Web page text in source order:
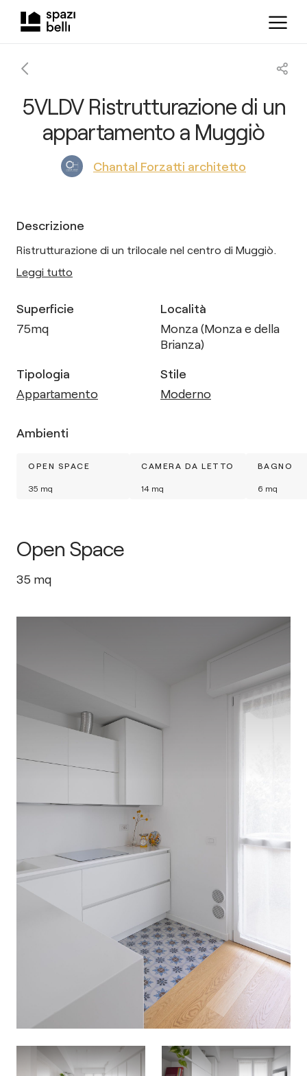
5VLDV Ristrutturazione di un
appartamento a Muggiò
Chantal Forzatti architetto
Descrizione
Ristrutturazione di un trilocale nel centro di Muggiò.
Leggi tutto
Superficie
75mq
Località
Monza (Monza e della
Brianza)
Tipologia
Appartamento
Stile
Moderno
Ambienti
OPEN SPACE
35 mq
CAMERA DA LETTO
14 mq
BAGNO
6 mq
Open Space
35 mq